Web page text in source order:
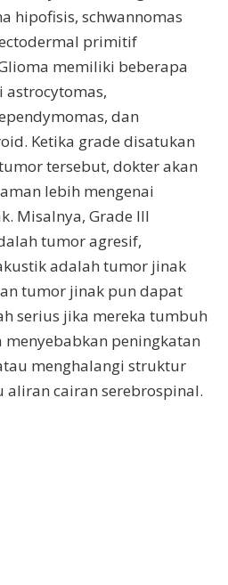
hipofisis, schwannomas
primitif
memiliki beberapa
dan
Ketika grade disatukan
tersebut, dokter akan
lebih mengenai
Misalnya, Grade III
tumor agresif,
adalah tumor jinak
tumor jinak pun dapat
serius jika mereka tumbuh
menyebabkan peningkatan
menghalangi struktur
aliran cairan serebrospinal.